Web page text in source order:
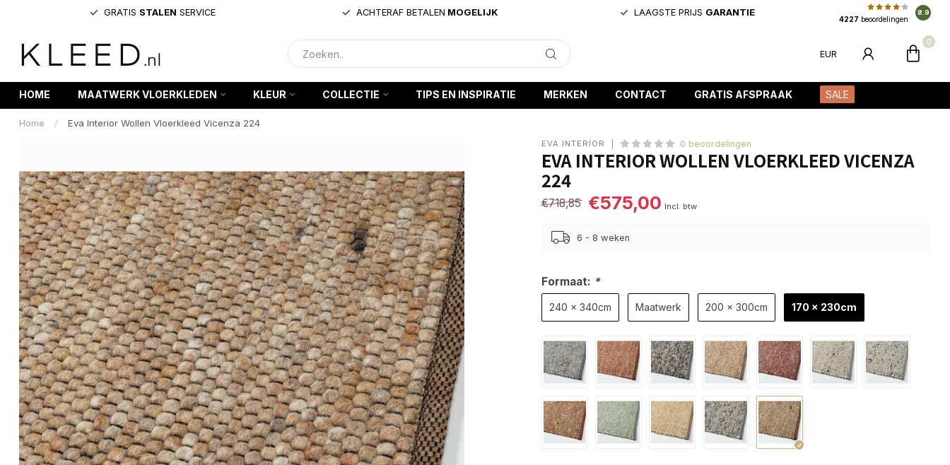
GRATIS STALEN SERVICE ACHTERAF BETALEN MOGELIJK LAAGSTE PRIJS GARANTIE
4227 beoordelingen
8.9
EUR
0
HOME MAATWERK VLOERKLEDEN KLEUR COLLECTIE TIPS EN INSPIRATIE MERKEN CONTACT GRATIS AFSPRAAK SALE
Home / Eva Interior Wollen Vloerkleed Vicenza 224
EVA INTERIOR 0 beoordelingen
EVA INTERIOR WOLLEN VLOERKLEED VICENZA
224
€718,85 €575,00 Incl. btw
6 - 8 weken
Formaat: *
240 x 340cm Maatwerk 200 x 300cm 170 x 230cm